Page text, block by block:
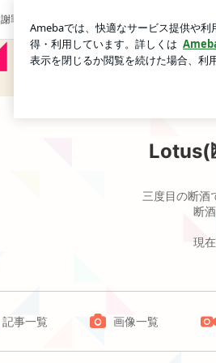
謝罪するわが子を一喝する母親
Lotus(
三度目の断酒
断
現
記事一覧 画像一覧